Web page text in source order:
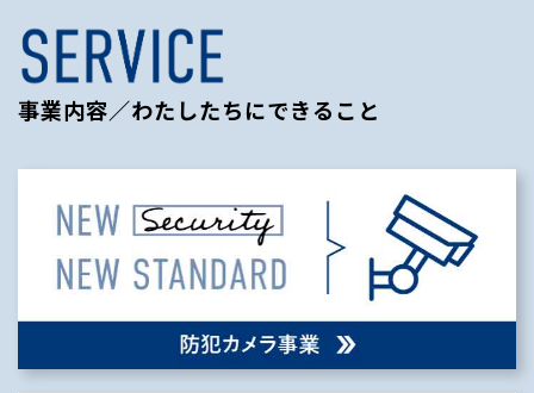
事業内容／わたしたちにできること